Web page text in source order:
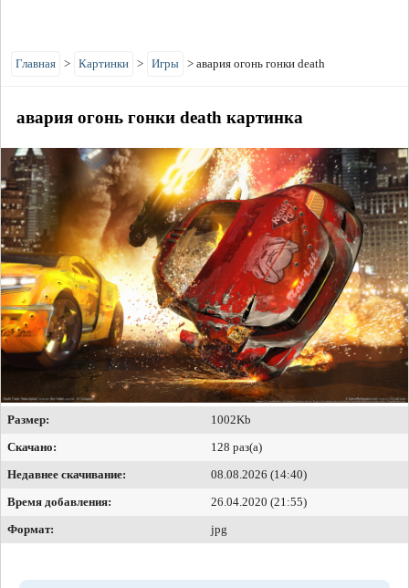
Главная > Картинки > Игры > авария огонь гонки death
авария огонь гонки death картинка
Размер:
1002Kb
Скачано:
128 раз(а)
Недавнее скачивание:
08.08.2026 (14:40)
Время добавления:
26.04.2020 (21:55)
Формат:
jpg